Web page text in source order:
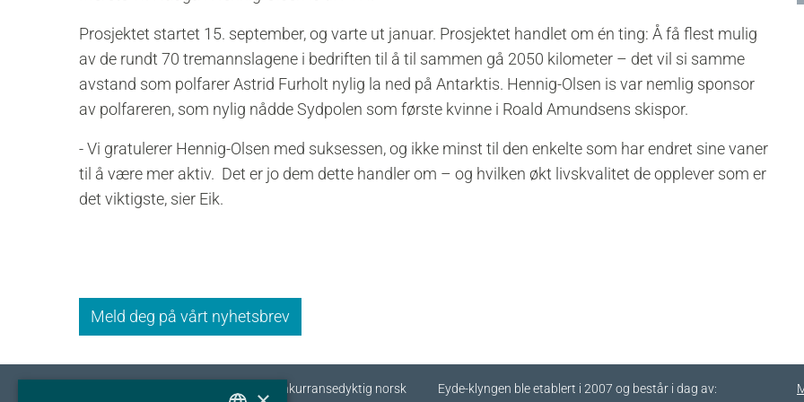
Prosjektet startet 15. september, og varte ut januar. Prosjektet handlet om én ting: Å få flest mulig
av de rundt 70 tremannslagene i bedriften til å til sammen gå 2050 kilometer – det vil si samme
avstand som polfarer Astrid Furholt nylig la ned på Antarktis. Hennig-Olsen is var nemlig sponsor
av polfareren, som nylig nådde Sydpolen som første kvinne i Roald Amundsens skispor.
- Vi gratulerer Hennig-Olsen med suksessen, og ikke minst til den enkelte som har endret sine vaner
til å være mer aktiv. Det er jo dem dette handler om – og hvilken økt livskvalitet de opplever som er
det viktigste, sier Eik.
Meld deg på vårt nyhetsbrev
Eyde-klyngen skal sikre tilvekst og konkurransedyktig norsk
Eyde-klyngen ble etablert i 2007 og består i dag av: